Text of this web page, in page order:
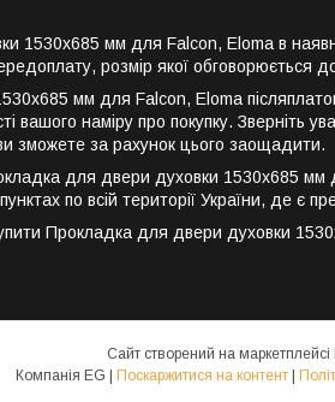
1530x685 мм для Falcon, Eloma в
розмір якої обговорюється
мм для Falcon, Eloma
вашого наміру про покупку. Зверніть
зможете за рахунок цього заощадити.
для двери духовки 1530x685 мм
по всій території України, де є
Прокладка для двери духовки
Сайт створений на маркетплейсі
Поскаржитися на контент